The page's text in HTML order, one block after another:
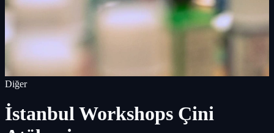
Diğer
İstanbul Workshops Çini